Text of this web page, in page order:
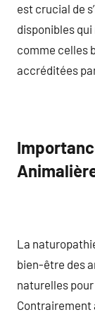
est crucial de
disponibles
comme celles
accréditées
La
bien-être des
naturelles
Contrairement